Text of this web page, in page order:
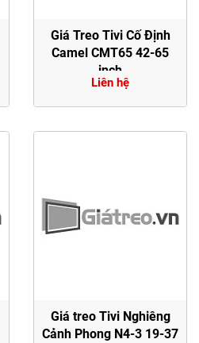
Giá Treo Tivi Cố Định
Camel CMT65 42-65
inch
Liên hệ
Giá treo Tivi Nghiêng
Cảnh Phong N4-3 19-37